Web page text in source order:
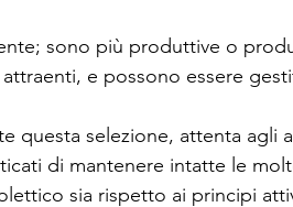
sono più produttive o
e possono essere
questa selezione, attenta agli
di mantenere intatte le
sia rispetto ai principi